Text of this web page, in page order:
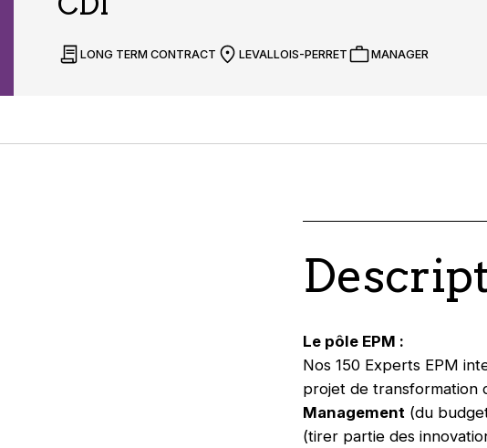
LONG TERM CONTRACT LEVALLOIS-PERRET MANAGER
Le pôle EPM :
Nos 150 Experts EPM
projet de transformation
Management(du budget
(tirer partie des